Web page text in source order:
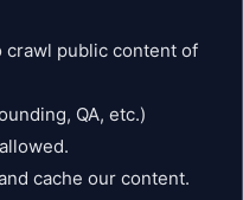
public content of
QA, etc.)
cache our content.